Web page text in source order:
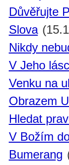
Důvěřujte
Slova
Nikdy
V Jeho
Venku na
Obrazem
Hledat
V Božím
Bumerang